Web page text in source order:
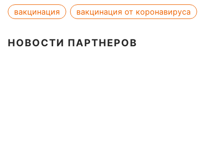
вакцинация
вакцинация от коронавируса
НОВОСТИ ПАРТНЕРОВ